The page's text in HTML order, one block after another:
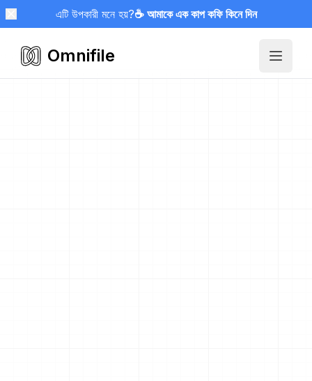
এটি উপকারী মনে হয়?☕ আমাকে এক কাপ কফি কিনে দিন
Omnifile